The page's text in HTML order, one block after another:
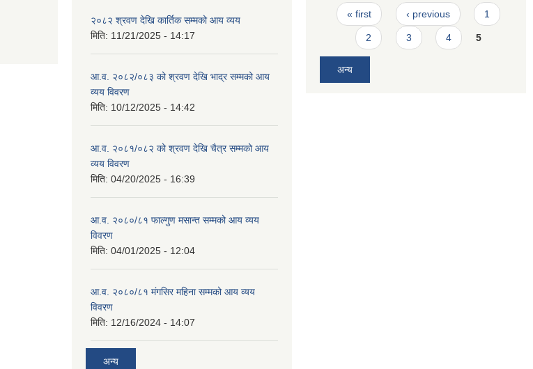
२०८२ श्रवण देखि कार्तिक सम्मको आय व्यय
मिति: 11/21/2025 - 14:17
आ.व. २०८२/०८३ को श्रवण देखि भाद्र सम्मको आय
व्यय विवरण
मिति: 10/12/2025 - 14:42
आ.व. २०८१/०८२ को श्रवण देखि चैत्र सम्मको आय
व्यय विवरण
मिति: 04/20/2025 - 16:39
आ.व. २०८०/८१ फाल्गुण मसान्त सम्मको आय व्यय
विवरण
मिति: 04/01/2025 - 12:04
आ.व. २०८०/८१ मंगसिर महिना सम्मको आय व्यय
विवरण
मिति: 12/16/2024 - 14:07
अन्य
Pages
« first ‹ previous 1
2 3 4 5
अन्य